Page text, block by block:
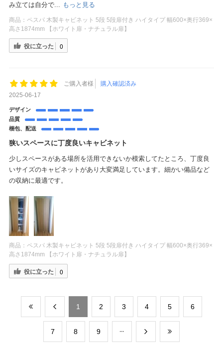
み立ては自分で... もっと見る
商品： ペスパ 木製キャビネット 5段 5段扉付き ハイタイプ 幅600×奥行369×
高さ1874mm 【ホワイト扉・ナチュラル扉】
役に立った 0
ご購入者様
購入確認済み
2025-06-17
デザイン
品質
梱包、配送
狭いスペースに丁度良いキャビネット
少しスペースがある場所を活用できないか模索してたところ、丁度良
いサイズのキャビネットがあり大変満足しています。細かい備品など
の収納に最適です。
商品： ペスパ 木製キャビネット 5段 5段扉付き ハイタイプ 幅600×奥行369×
高さ1874mm 【ホワイト扉・ナチュラル扉】
役に立った 0
​1 ​2 ​3 ​4 ​5 ​6
​7 ​8 ​9